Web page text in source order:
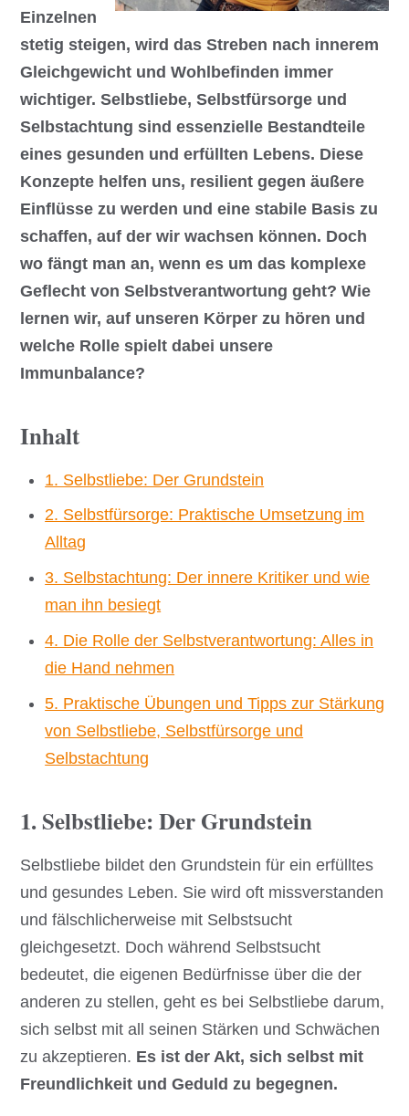
Einzelnen
stetig steigen, wird das Streben nach innerem
Gleichgewicht und Wohlbefinden immer
wichtiger. Selbstliebe, Selbstfürsorge und
Selbstachtung sind essenzielle Bestandteile
eines gesunden und erfüllten Lebens. Diese
Konzepte helfen uns, resilient gegen äußere
Einflüsse zu werden und eine stabile Basis zu
schaffen, auf der wir wachsen können. Doch
wo fängt man an, wenn es um das komplexe
Geflecht von Selbstverantwortung geht? Wie
lernen wir, auf unseren Körper zu hören und
welche Rolle spielt dabei unsere
Immunbalance?
Inhalt
1. Selbstliebe: Der Grundstein
2. Selbstfürsorge: Praktische Umsetzung im
Alltag
3. Selbstachtung: Der innere Kritiker und wie
man ihn besiegt
4. Die Rolle der Selbstverantwortung: Alles in
die Hand nehmen
5. Praktische Übungen und Tipps zur Stärkung
von Selbstliebe, Selbstfürsorge und
Selbstachtung
1. Selbstliebe: Der Grundstein
Selbstliebe bildet den Grundstein für ein erfülltes
und gesundes Leben. Sie wird oft missverstanden
und fälschlicherweise mit Selbstsucht
gleichgesetzt. Doch während Selbstsucht
bedeutet, die eigenen Bedürfnisse über die der
anderen zu stellen, geht es bei Selbstliebe darum,
sich selbst mit all seinen Stärken und Schwächen
zu akzeptieren. Es ist der Akt, sich selbst mit
Freundlichkeit und Geduld zu begegnen.